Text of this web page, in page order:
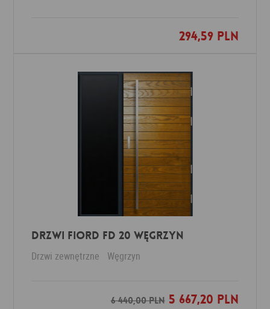
294,59 PLN
Dodaj do ulubionych
DRZWI FIORD FD 20 WĘGRZYN
Drzwi zewnętrzne Węgrzyn
6 440,00 PLN5 667,20 PLN
Dodaj do ulubionych